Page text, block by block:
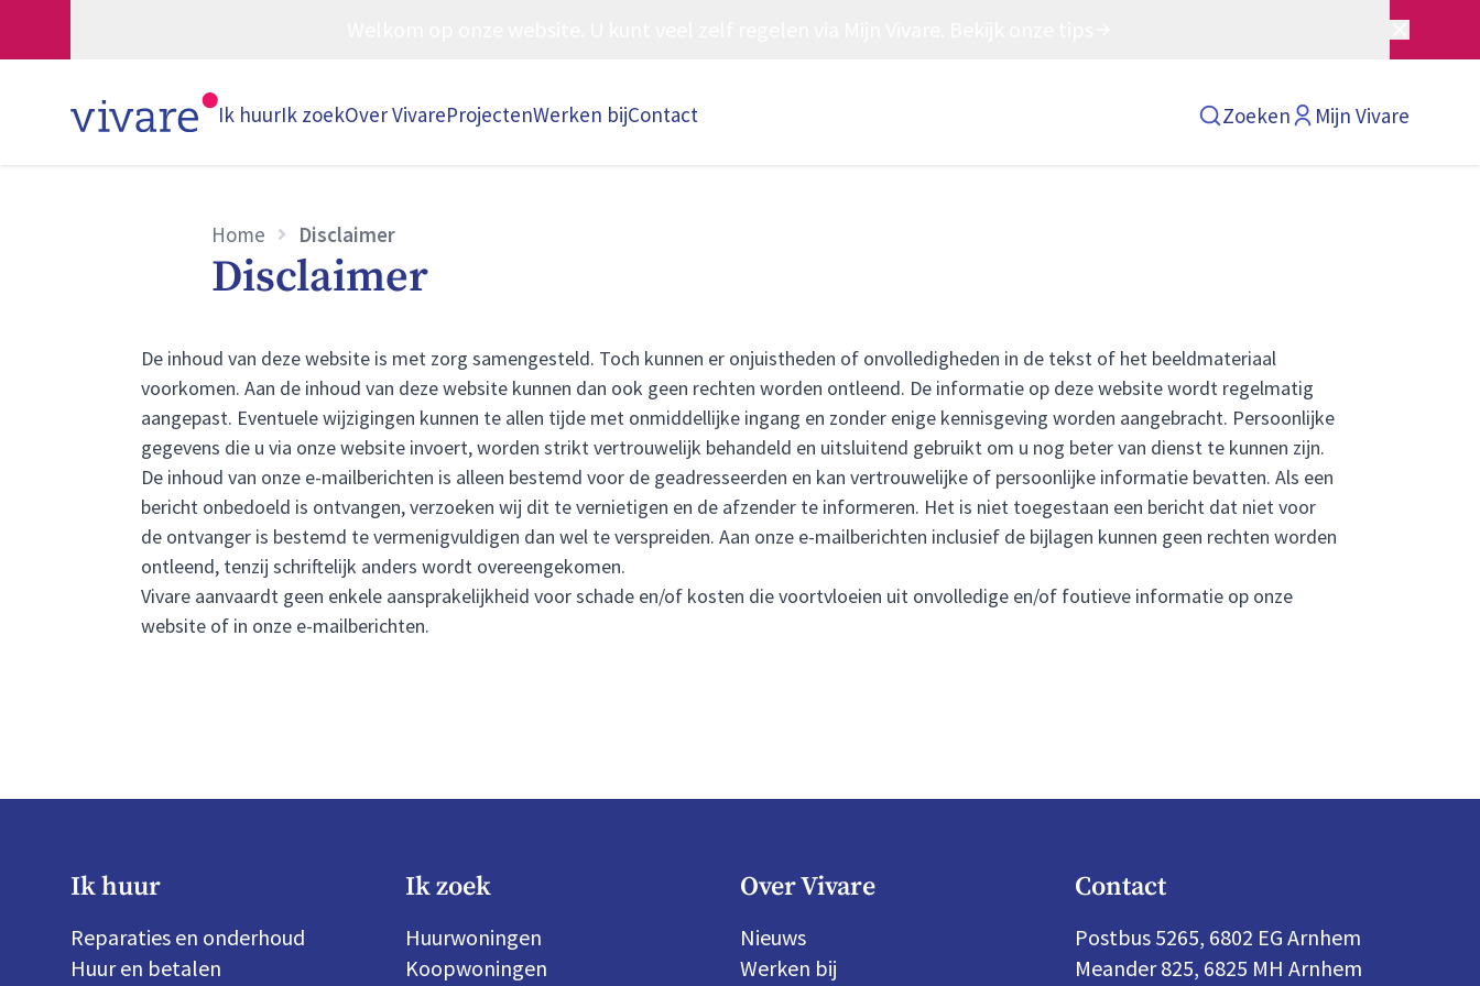
Ik huurIk zoekOver VivareProjectenWerken bijContact Zoeken Mijn Vivare
Home Disclaimer
Disclaimer
De inhoud van deze website is met zorg samengesteld. Toch kunnen er onjuistheden of onvolledigheden in de tekst of het beeldmateriaal
voorkomen. Aan de inhoud van deze website kunnen dan ook geen rechten worden ontleend. De informatie op deze website wordt regelmatig
aangepast. Eventuele wijzigingen kunnen te allen tijde met onmiddellijke ingang en zonder enige kennisgeving worden aangebracht. Persoonlijke
gegevens die u via onze website invoert, worden strikt vertrouwelijk behandeld en uitsluitend gebruikt om u nog beter van dienst te kunnen zijn.
De inhoud van onze e-mailberichten is alleen bestemd voor de geadresseerden en kan vertrouwelijke of persoonlijke informatie bevatten. Als een
bericht onbedoeld is ontvangen, verzoeken wij dit te vernietigen en de afzender te informeren. Het is niet toegestaan een bericht dat niet voor
de ontvanger is bestemd te vermenigvuldigen dan wel te verspreiden. Aan onze e-mailberichten inclusief de bijlagen kunnen geen rechten worden
ontleend, tenzij schriftelijk anders wordt overeengekomen.
Vivare aanvaardt geen enkele aansprakelijkheid voor schade en/of kosten die voortvloeien uit onvolledige en/of foutieve informatie op onze
website of in onze e-mailberichten.
Ik huur
Reparaties en onderhoud
Huur en betalen
Ik zoek
Huurwoningen
Koopwoningen
Over Vivare
Nieuws
Werken bij
Contact
Postbus 5265, 6802 EG Arnhem
Meander 825, 6825 MH Arnhem